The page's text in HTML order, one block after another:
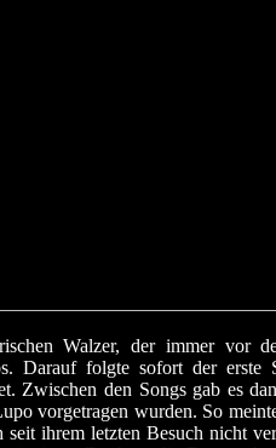
Walzer, der immer vor
Darauf folgte sofort der erste
Zwischen den Songs gab es
vorgetragen wurden. So
seit ihrem letzten Besuch nicht